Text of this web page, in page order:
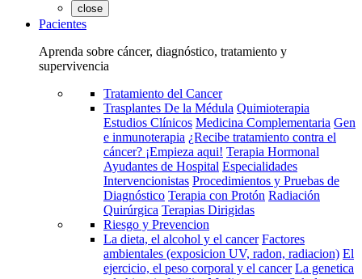
close
Pacientes
Aprenda sobre cáncer, diagnóstico, tratamiento y
supervivencia
Tratamiento del Cancer
Trasplantes De la Médula Quimioterapia
Estudios Clínicos Medicina Complementaria Gen
e inmunoterapia ¿Recibe tratamiento contra el
cáncer? ¡Empieza aqui! Terapia Hormonal
Ayudantes de Hospital Especialidades
Intervencionistas Procedimientos y Pruebas de
Diagnóstico Terapia con Protón Radiación
Quirúrgica Terapias Dirigidas
Riesgo y Prevencion
La dieta, el alcohol y el cancer Factores
ambientales (exposicion UV, radon, radiacion) El
ejercicio, el peso corporal y el cancer La genetica